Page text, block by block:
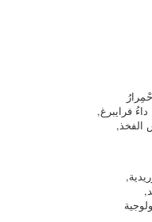
فرايبرغ,
الفخذ,